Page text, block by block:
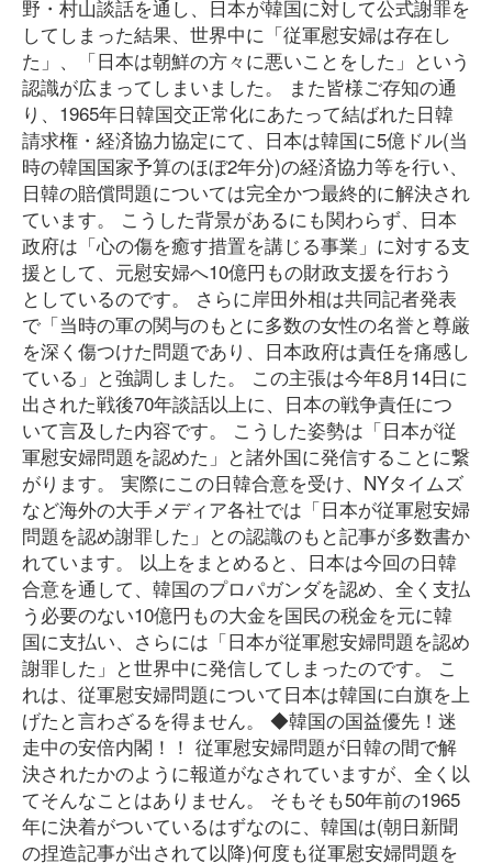
野・村山談話を通し、日本が韓国に対して公式謝罪を
してしまった結果、世界中に「従軍慰安婦は存在し
た」、「日本は朝鮮の方々に悪いことをした」という
認識が広まってしまいました。 また皆様ご存知の通
り、1965年日韓国交正常化にあたって結ばれた日韓
請求権・経済協力協定にて、日本は韓国に5億ドル(当
時の韓国国家予算のほぼ2年分)の経済協力等を行い、
日韓の賠償問題については完全かつ最終的に解決され
ています。 こうした背景があるにも関わらず、日本
政府は「心の傷を癒す措置を講じる事業」に対する支
援として、元慰安婦へ10億円もの財政支援を行おう
としているのです。 さらに岸田外相は共同記者発表
で「当時の軍の関与のもとに多数の女性の名誉と尊厳
を深く傷つけた問題であり、日本政府は責任を痛感し
ている」と強調しました。 この主張は今年8月14日に
出された戦後70年談話以上に、日本の戦争責任につ
いて言及した内容です。 こうした姿勢は「日本が従
軍慰安婦問題を認めた」と諸外国に発信することに繋
がります。 実際にこの日韓合意を受け、NYタイムズ
など海外の大手メディア各社では「日本が従軍慰安婦
問題を認め謝罪した」との認識のもと記事が多数書か
れています。 以上をまとめると、日本は今回の日韓
合意を通して、韓国のプロパガンダを認め、全く支払
う必要のない10億円もの大金を国民の税金を元に韓
国に支払い、さらには「日本が従軍慰安婦問題を認め
謝罪した」と世界中に発信してしまったのです。 こ
れは、従軍慰安婦問題について日本は韓国に白旗を上
げたと言わざるを得ません。 ◆韓国の国益優先！迷
走中の安倍内閣！！ 従軍慰安婦問題が日韓の間で解
決されたかのように報道がなされていますが、全く以
てそんなことはありません。 そもそも50年前の1965
年に決着がついているはずなのに、韓国は(朝日新聞
の捏造記事が出されて以降)何度も従軍慰安婦問題を